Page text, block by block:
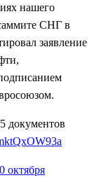
нашего
СНГ в
заявление
.
документов
октября